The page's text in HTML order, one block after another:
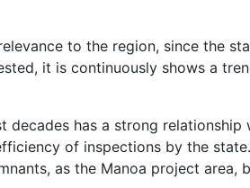
to the region, since the
it is continuously shows a
has a strong
of inspections by the
as the Manoa project